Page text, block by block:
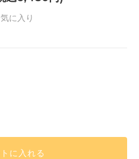
に入り
に入れる